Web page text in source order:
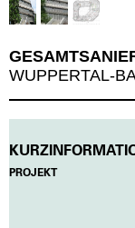
WUPPERTAL-
PROJEKT